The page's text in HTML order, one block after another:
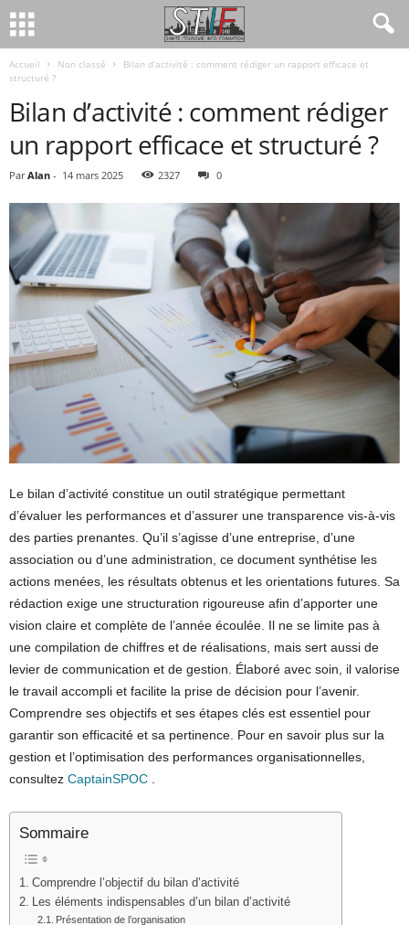
Accueil Non classé
Bilan d’activité : comment rédiger un rapport efficace et
structuré ?
Bilan d’activité : comment rédiger
un rapport efficace et structuré ?
Par Alan - 14 mars 2025 2327 0
Le bilan d’activité constitue un outil stratégique permettant
d’évaluer les performances et d’assurer une transparence vis-à-vis
des parties prenantes. Qu’il s’agisse d’une entreprise, d’une
association ou d’une administration, ce document synthétise les
actions menées, les résultats obtenus et les orientations futures. Sa
rédaction exige une structuration rigoureuse afin d’apporter une
vision claire et complète de l’année écoulée. Il ne se limite pas à
une compilation de chiffres et de réalisations, mais sert aussi de
levier de communication et de gestion. Élaboré avec soin, il valorise
le travail accompli et facilite la prise de décision pour l’avenir.
Comprendre ses objectifs et ses étapes clés est essentiel pour
garantir son efficacité et sa pertinence. Pour en savoir plus sur la
gestion et l’optimisation des performances organisationnelles,
consultez CaptainSPOC .
Sommaire
Comprendre l’objectif du bilan d’activité
Les éléments indispensables d’un bilan d’activité
Présentation de l’organisation